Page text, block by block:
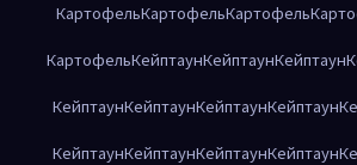
КартофельКартофельКартофель
КартофельКейптаунКейптаунКейптаун
КейптаунКейптаунКейптаунКейптаун
КейптаунКейптаунКейптаунКейптаун